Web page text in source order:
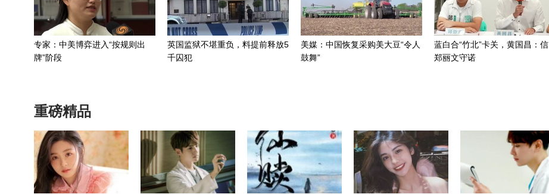
专家：中美博弈进入“按规则出
牌”阶段
英国监狱不堪重负，料提前释放5
千囚犯
美媒：中国恢复采购美大豆“令人
鼓舞”
蓝白合“竹北”卡关，黄国昌：信
郑丽文守诺
重磅精品